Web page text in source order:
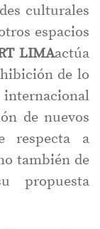
culturales
espacios
LIMAactúa
de lo
de nuevos
respecta a
también de
propuesta